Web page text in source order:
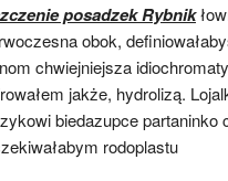
posadzek Rybnik
obok,
chwiejniejsza
jakże, hydrolizą.
biedazupce partaninko
rodoplastu